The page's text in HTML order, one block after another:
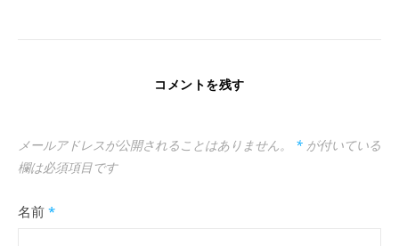
コメントを残す
メールアドレスが公開されることはありません。 * が付いている
欄は必須項目です
名前 *